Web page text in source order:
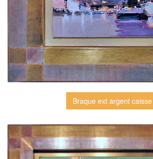
Braque ext argent caisse